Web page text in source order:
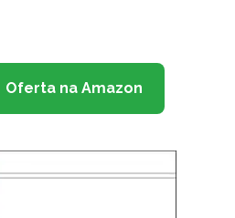
Oferta na Amazon